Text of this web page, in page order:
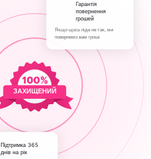
ЗАХИЩЕНИЙ
Гарантія
повернення
грошей
Якщо щось піде не так, ми
повернемо вам гроші
Підтримка 365
днів на рік